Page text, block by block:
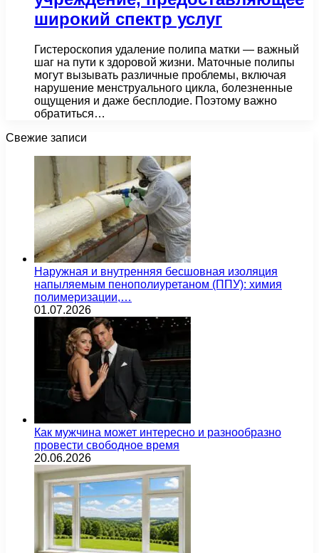
широкий спектр услуг
Гистероскопия удаление полипа матки — важный
шаг на пути к здоровой жизни. Маточные полипы
могут вызывать различные проблемы, включая
нарушение менструального цикла, болезненные
ощущения и даже бесплодие. Поэтому важно
обратиться…
Свежие записи
Наружная и внутренняя бесшовная изоляция
напыляемым пенополиуретаном (ППУ): химия
полимеризации,…
01.07.2026
Как мужчина может интересно и разнообразно
провести свободное время
20.06.2026